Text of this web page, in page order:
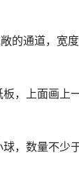
的通道，宽
，上面画上
，数量不少